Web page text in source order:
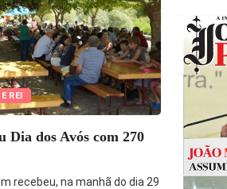
REI
Dia dos Avós com 270
recebeu, na manhã do dia 29